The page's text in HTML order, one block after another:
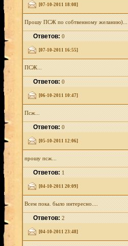
[07-10-2011 18:08]
Прошу ПСЖ по собтвенному желанию)...
Ответов:0
[07-10-2011 16:55]
ПСЖ...
Ответов:0
[06-10-2011 10:47]
Псж...
Ответов:0
[05-10-2011 12:06]
прошу псж...
Ответов:1
[04-10-2011 20:09]
Всем пока. было интересно....
Ответов:2
[04-10-2011 23:48]